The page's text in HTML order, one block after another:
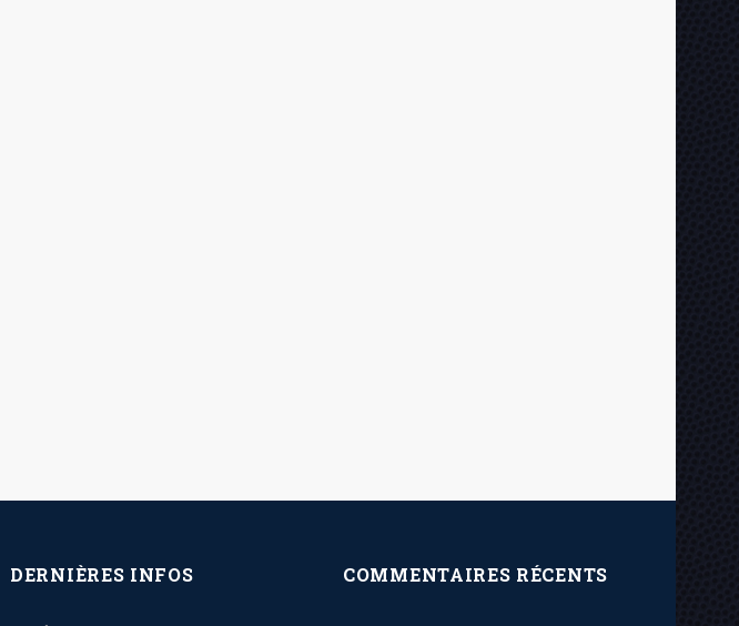
DERNIÈRES INFOS COMMENTAIRES RÉCENTS